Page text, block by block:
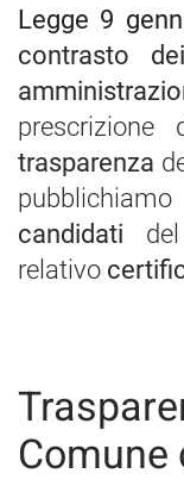
Legge 9
contrasto
trasparenza
candidati
relativo